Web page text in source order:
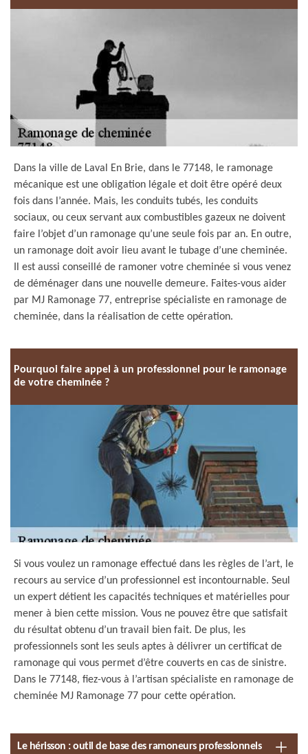
Dans la ville de Laval En Brie, dans le 77148, le ramonage
mécanique est une obligation légale et doit être opéré deux
fois dans l’année. Mais, les conduits tubés, les conduits
sociaux, ou ceux servant aux combustibles gazeux ne doivent
faire l’objet d’un ramonage qu’une seule fois par an. En outre,
un ramonage doit avoir lieu avant le tubage d’une cheminée.
Il est aussi conseillé de ramoner votre cheminée si vous venez
de déménager dans une nouvelle demeure. Faites-vous aider
par MJ Ramonage 77, entreprise spécialiste en ramonage de
cheminée, dans la réalisation de cette opération.
Pourquoi faire appel à un professionnel pour le ramonage
de votre cheminée ?
Si vous voulez un ramonage effectué dans les règles de l’art, le
recours au service d’un professionnel est incontournable. Seul
un expert détient les capacités techniques et matérielles pour
mener à bien cette mission. Vous ne pouvez être que satisfait
du résultat obtenu d’un travail bien fait. De plus, les
professionnels sont les seuls aptes à délivrer un certificat de
ramonage qui vous permet d’être couverts en cas de sinistre.
Dans le 77148, fiez-vous à l’artisan spécialiste en ramonage de
cheminée MJ Ramonage 77 pour cette opération.
Le hérisson : outil de base des ramoneurs professionnels